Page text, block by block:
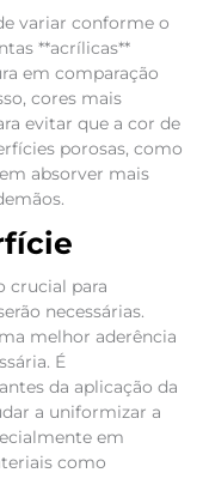
variar conforme o
**acrílicas**
em comparação
cores mais
evitar que a cor de
porosas, como
absorver mais
crucial para
necessárias.
melhor aderência
É
da aplicação da
a uniformizar a
em
como